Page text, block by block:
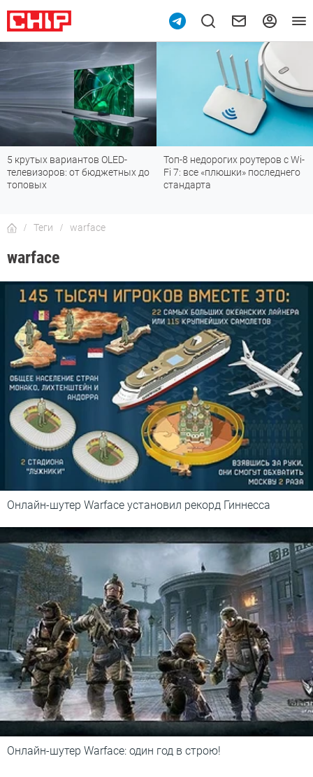
5 крутых вариантов OLED-
телевизоров: от бюджетных до
топовых
Топ-8 недорогих роутеров с Wi-
Fi 7: все «плюшки» последнего
стандарта
Теги warface
warface
Онлайн-шутер Warface установил рекорд Гиннесса
Онлайн-шутер Warface: один год в строю!